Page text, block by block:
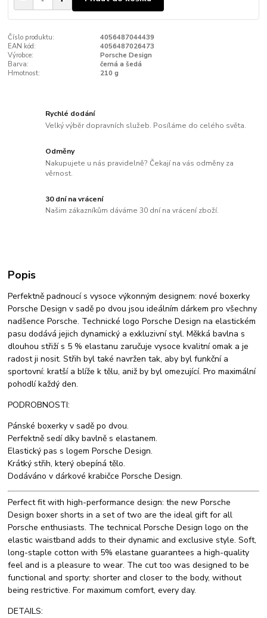
Číslo produktu:
4056487044439
EAN kód:
4056487026473
Výrobce:
Porsche Design
Barva:
černá a šedá
Hmotnost:
210 g
Rychlé dodání
Velký výběr dopravních služeb. Posíláme do celého světa.
Odměny
Nakupujete u nás pravidelně? Čekají na vás odměny za
věrnost.
30 dní na vrácení
Našim zákazníkům dáváme 30 dní na vrácení zboží.
Popis
Perfektně padnoucí s vysoce výkonným designem: nové boxerky
Porsche Design v sadě po dvou jsou ideálním dárkem pro všechny
nadšence Porsche. Technické logo Porsche Design na elastickém
pasu dodává jejich dynamický a exkluzivní styl. Měkká bavlna s
dlouhou střiží s 5 % elastanu zaručuje vysoce kvalitní omak a je
radost ji nosit. Střih byl také navržen tak, aby byl funkční a
sportovní: kratší a blíže k tělu, aniž by byl omezující. Pro maximální
pohodlí každý den.
PODROBNOSTI:
Pánské boxerky v sadě po dvou.
Perfektně sedí díky bavlně s elastanem.
Elastický pas s logem Porsche Design.
Krátký střih, který obepíná tělo.
Dodáváno v dárkové krabičce Porsche Design.
Perfect fit with high-performance design: the new Porsche
Design boxer shorts in a set of two are the ideal gift for all
Porsche enthusiasts. The technical Porsche Design logo on the
elastic waistband adds to their dynamic and exclusive style. Soft,
long-staple cotton with 5% elastane guarantees a high-quality
feel and is a pleasure to wear. The cut too was designed to be
functional and sporty: shorter and closer to the body, without
being restrictive. For maximum comfort, every day.
DETAILS: